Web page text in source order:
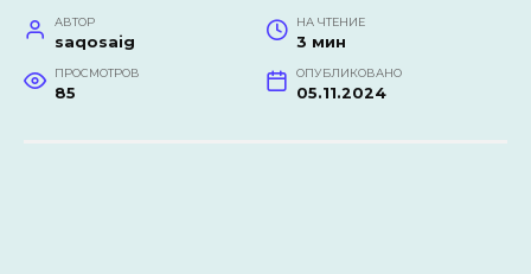
АВТОР
saqosaig
НА ЧТЕНИЕ
3 мин
ПРОСМОТРОВ
85
ОПУБЛИКОВАНО
05.11.2024